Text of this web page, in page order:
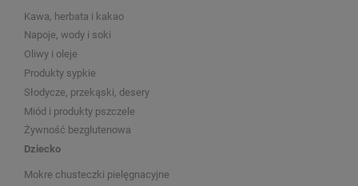
Kawa, herbata i kakao
Napoje, wody i soki
Oliwy i oleje
Produkty sypkie
Słodycze, przekąski, desery
Miód i produkty pszczele
Żywność bezglutenowa
Dziecko
Mokre chusteczki pielęgnacyjne